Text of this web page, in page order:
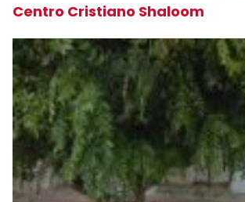
Centro Cristiano Shaloom